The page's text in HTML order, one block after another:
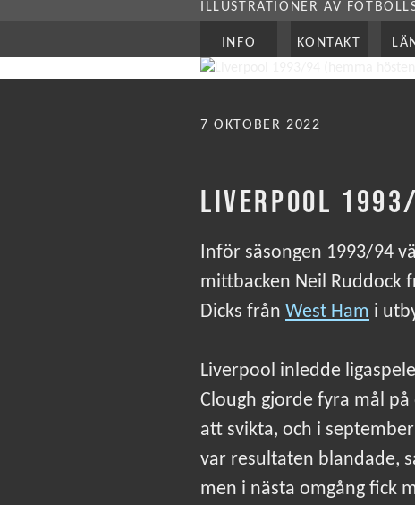
ILLUSTRATIONER AV
INFO KONTAKT
PUBLICERAT
7 OKTOBER 2022
LIVERPOOL
Inför säsongen 1993/94
mittbacken Neil Ruddock
Dicks från West Ham i
Liverpool inledde
Clough gjorde fyra mål
att svikta, och i
var resultaten blandade,
men i nästa omgång fick